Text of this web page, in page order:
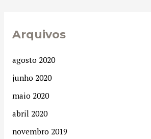
u
a
r
p
o
Arquivos
agosto 2020
junho 2020
maio 2020
abril 2020
novembro 2019